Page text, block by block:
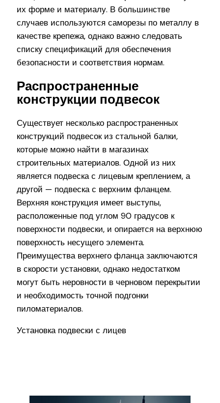
их форме и материалу. В большинстве
случаев используются саморезы по металлу в
качестве крепежа, однако важно следовать
списку спецификаций для обеспечения
безопасности и соответствия нормам.
Распространенные
конструкции подвесок
Существует несколько распространенных
конструкций подвесок из стальной балки,
которые можно найти в магазинах
строительных материалов. Одной из них
является подвеска с лицевым креплением, а
другой — подвеска с верхним фланцем.
Верхняя конструкция имеет выступы,
расположенные под углом 90 градусов к
поверхности подвески, и опирается на верхнюю
поверхность несущего элемента.
Преимущества верхнего фланца заключаются
в скорости установки, однако недостатком
могут быть неровности в черновом перекрытии
и необходимость точной подгонки
пиломатериалов.
Установка подвески с лицев